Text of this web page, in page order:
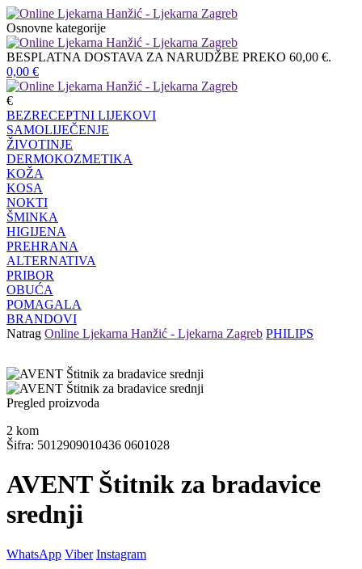
Osnovne kategorije
BESPLATNA DOSTAVA ZA NARUDŽBE PREKO 60,00 €.
0,00 €
€
BEZRECEPTNI LIJEKOVI
SAMOLIJEČENJE
ŽIVOTINJE
DERMOKOZMETIKA
KOŽA
KOSA
NOKTI
ŠMINKA
HIGIJENA
PREHRANA
ALTERNATIVA
PRIBOR
OBUĆA
POMAGALA
BRANDOVI
Natrag Online Ljekarna Hanžić - Ljekarna Zagreb PHILIPS
Pregled proizvoda
2 kom
Šifra: 5012909010436 0601028
AVENT Štitnik za bradavice
srednji
WhatsApp Viber Instagram